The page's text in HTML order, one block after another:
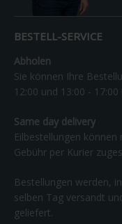
BESTELL-SERVICE
Abholen
Sie können Ihre
12:00 und 13:00 -
Same day delivery
Eilbestellungen
Gebühr per Kurier
Bestellungen werden,
selben Tag versandt
geliefert.